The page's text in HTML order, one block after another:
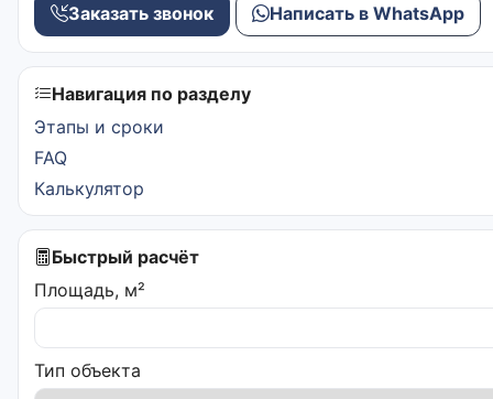
Заказать звонок Написать в WhatsApp
Навигация по разделу
Этапы и сроки
FAQ
Калькулятор
Быстрый расчёт
Площадь, м²
Тип объекта